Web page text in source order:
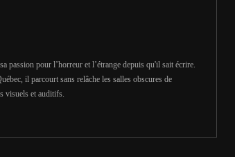
passion pour l’horreur et l’étrange depuis qu'il sait écrire.
il parcourt sans relâche les salles obscures de
visuels et auditifs.